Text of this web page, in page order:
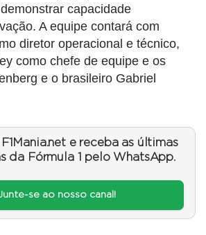
capacidade
A equipe contará com
diretor operacional e técnico,
como chefe de equipe e os
e o brasileiro Gabriel
e receba as últimas
da Fórmula 1 pelo WhatsApp.
se ao nosso canal!